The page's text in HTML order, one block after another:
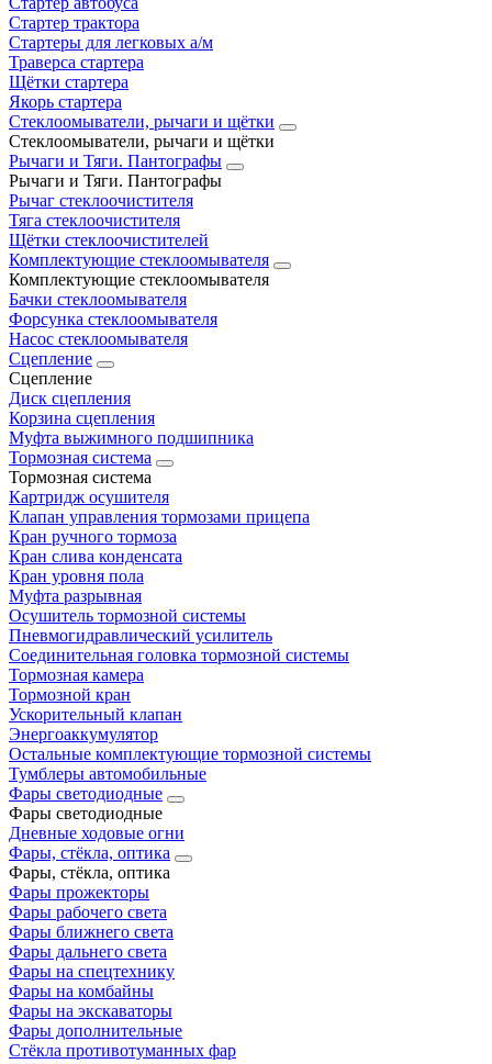
Стартер трактора
Стартеры для легковых а/м
Траверса стартера
Щётки стартера
Якорь стартера
Стеклоомыватели, рычаги и щётки
Стеклоомыватели, рычаги и щётки
Рычаги и Тяги. Пантографы
Рычаги и Тяги. Пантографы
Рычаг стеклоочистителя
Тяга стеклоочистителя
Щётки стеклоочистителей
Комплектующие стеклоомывателя
Комплектующие стеклоомывателя
Бачки стеклоомывателя
Форсунка стеклоомывателя
Насос стеклоомывателя
Сцепление
Сцепление
Диск сцепления
Корзина сцепления
Муфта выжимного подшипника
Тормозная система
Тормозная система
Картридж осушителя
Клапан управления тормозами прицепа
Кран ручного тормоза
Кран слива конденсата
Кран уровня пола
Муфта разрывная
Осушитель тормозной системы
Пневмогидравлический усилитель
Соединительная головка тормозной системы
Тормозная камера
Тормозной кран
Ускорительный клапан
Энергоаккумулятор
Остальные комплектующие тормозной системы
Тумблеры автомобильные
Фары светодиодные
Фары светодиодные
Дневные ходовые огни
Фары, стёкла, оптика
Фары, стёкла, оптика
Фары прожекторы
Фары рабочего света
Фары ближнего света
Фары дальнего света
Фары на спецтехнику
Фары на комбайны
Фары на экскаваторы
Фары дополнительные
Стёкла противотуманных фар